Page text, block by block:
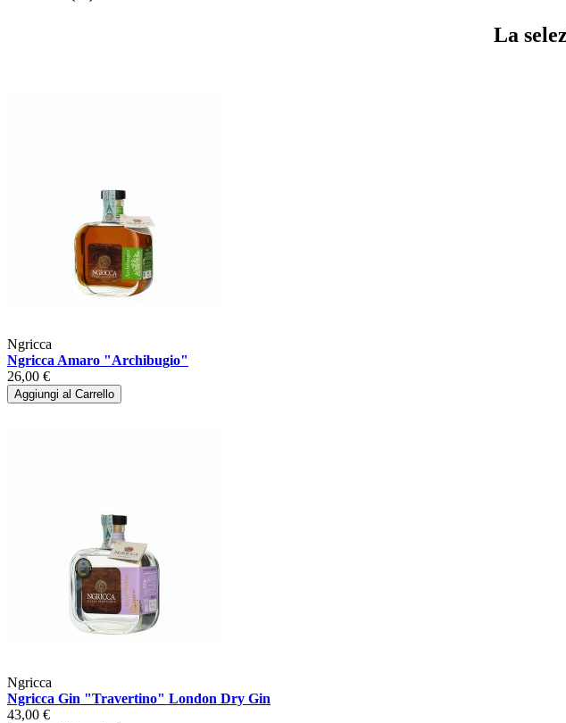
La
Ngricca
Ngricca Amaro "Archibugio"
26,00 €
Aggiungi al Carrello
Ngricca
Ngricca Gin "Travertino" London Dry Gin
43,00 €